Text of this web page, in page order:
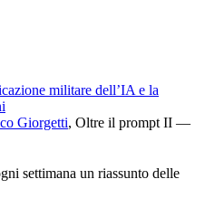
militare dell’IA e la
Giorgetti, Oltre il prompt II —
settimana un riassunto delle